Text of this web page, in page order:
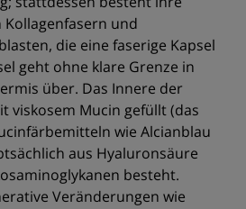
und
die eine faserige Kapsel
geht ohne klare Grenze in
über. Das Innere der
viskosem Mucin gefüllt (das
wie Alcianblau
aus Hyaluronsäure
besteht.
Veränderungen wie